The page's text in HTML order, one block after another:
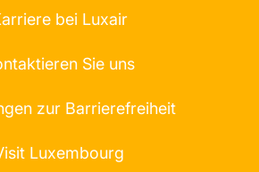
bei Luxair
Sie uns
zur Barrierefreiheit
Luxembourg